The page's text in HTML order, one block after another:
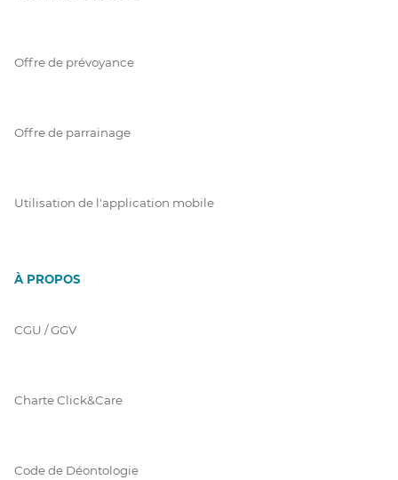
Offre de prévoyance
Offre de parrainage
Utilisation de l'application mobile
À PROPOS
CGU / GGV
Charte Click&Care
Code de Déontologie